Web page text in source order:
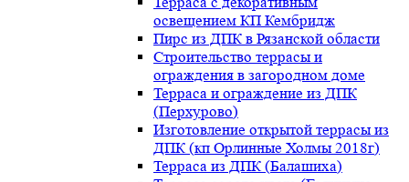
освещением КП Кембридж
Пирс из ДПК в Рязанской области
Строительство террасы и
ограждения в загородном доме
Терраса и ограждение из ДПК
(Перхурово)
Изготовление открытой террасы из
ДПК (кп Орлинные Холмы 2018г)
Терраса из ДПК (Балашиха)